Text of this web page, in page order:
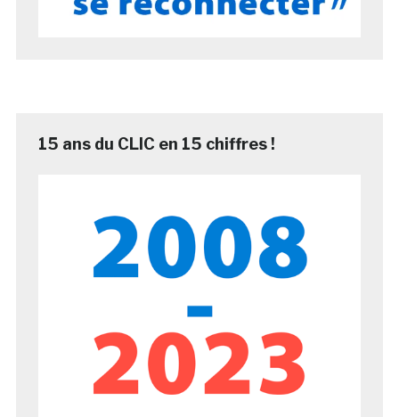
15 ans du CLIC en 15 chiffres !